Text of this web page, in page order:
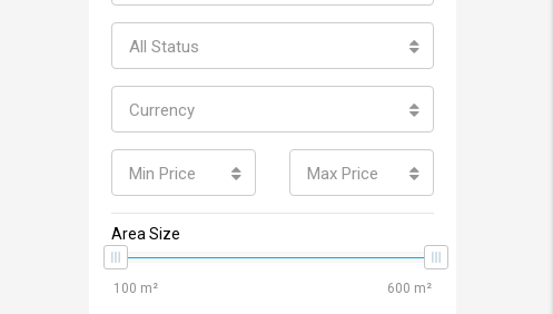
All Status
Currency
Min Price Max Price
Area Size